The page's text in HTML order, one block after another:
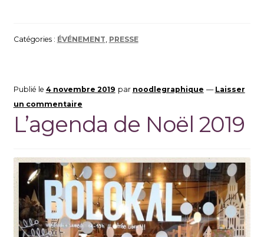
Catégories : ÉVÉNEMENT, PRESSE
Publié le 4 novembre 2019 par noodlegraphique — Laisser
un commentaire
L’agenda de Noël 2019